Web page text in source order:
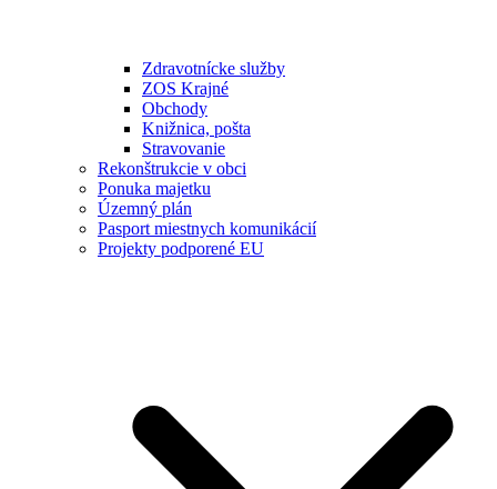
Zdravotnícke služby
ZOS Krajné
Obchody
Knižnica, pošta
Stravovanie
Rekonštrukcie v obci
Ponuka majetku
Územný plán
Pasport miestnych komunikácií
Projekty podporené EU